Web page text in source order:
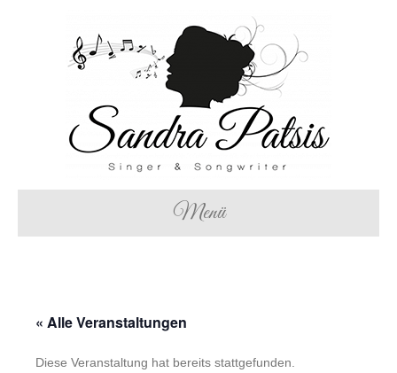
Menü
« Alle Veranstaltungen
Diese Veranstaltung hat bereits stattgefunden.